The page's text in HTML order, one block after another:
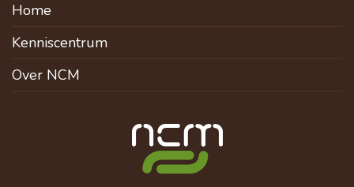
Home
Kenniscentrum
Over NCM